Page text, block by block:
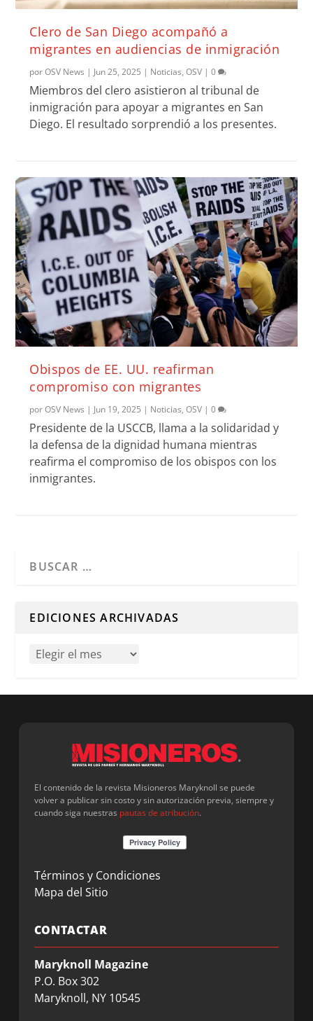
Clero de San Diego acompañó a
migrantes en audiencias de inmigración
porOSV News | Jun 25, 2025 | Noticias,OSV |0
Miembros del clero asistieron al tribunal de
inmigración para apoyar a migrantes en San
Diego. El resultado sorprendió a los presentes.
Obispos de EE. UU. reafirman
compromiso con migrantes
porOSV News | Jun 19, 2025 | Noticias,OSV |0
Presidente de la USCCB, llama a la solidaridad y
la defensa de la dignidad humana mientras
reafirma el compromiso de los obispos con los
inmigrantes.
EDICIONES ARCHIVADAS
El contenido de la revista Misioneros Maryknoll se puede
volver a publicar sin costo y sin autorización previa, siempre y
cuando siga nuestras pautas de atribución.
Términos y Condiciones
Mapa del Sitio
CONTACTAR
Maryknoll Magazine
P.O. Box 302
Maryknoll, NY 10545